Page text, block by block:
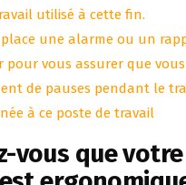
utilisé à cette fin.
une alarme ou un
vous assurer que
de pauses pendant le
à ce poste de travail
vous que